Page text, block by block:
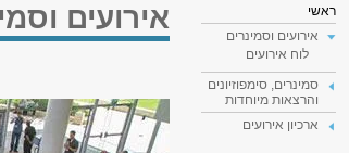
ראשי
אירועים וסמינרים
לוח אירועים
סמינרים, סימפוזיונים
והרצאות מיוחדות
ארכיון אירועים
אירועים